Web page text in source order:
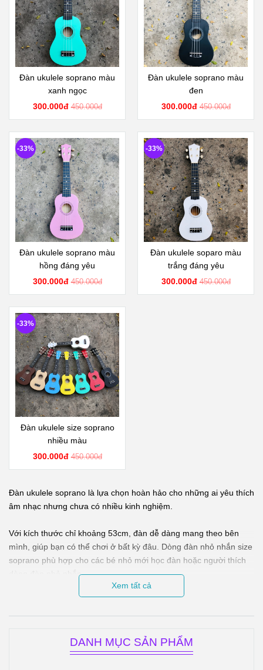
Đàn ukulele soprano màu
xanh ngọc
300.000đ 450.000đ
Đàn ukulele soprano màu
đen
300.000đ 450.000đ
Đàn ukulele soprano màu
hồng đáng yêu
300.000đ 450.000đ
-33%
Đàn ukulele soparo màu
trắng đáng yêu
300.000đ 450.000đ
-33%
Đàn ukulele size soprano
nhiều màu
300.000đ 450.000đ
-33%
Đàn ukulele soprano là lựa chọn hoàn hảo cho những ai yêu thích
âm nhạc nhưng chưa có nhiều kinh nghiệm.
Với kích thước chỉ khoảng 53cm, đàn dễ dàng mang theo bên
mình, giúp bạn có thể chơi ở bất kỳ đâu. Dòng đàn nhỏ nhắn size
soprano phù hợp cho các bé nhỏ mới học đàn hoặc người thích
dòng đàn nhỏ nhắn.
Âm thanh của đàn ukulele soprano luôn vui tươi và tràn đầy sức
sống, đàn ukulele có 4 dây và hợp âm tương đối đơi giản nên rất
Xem tất cả
DANH MỤC SẢN PHẨM